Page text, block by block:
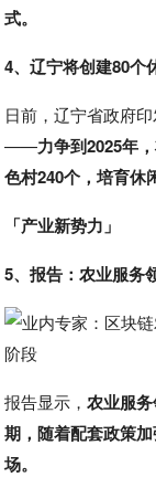
式。
4、辽宁将创建80个
日前，辽宁省政府
——力争到2025年
色村240个，培育休
「产业新势力」
5、报告：农业服务
报告显示，农业服
期，随着配套政策
场。